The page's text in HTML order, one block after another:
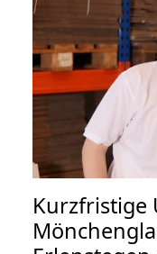
Kurzfristige